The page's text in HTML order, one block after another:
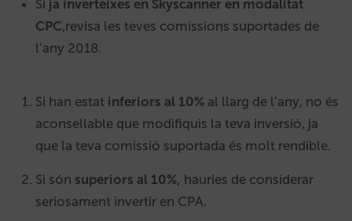
Si ja inverteixes en Skyscanner en modalitat
CPC,revisa les teves comissions suportades de
l’any 2018.
Si han estat inferiors al 10% al llarg de l’any, no és
aconsellable que modifiquis la teva inversió, ja
que la teva comissió suportada és molt rendible.
Si són superiors al 10%, hauries de considerar
seriosament invertir en CPA.